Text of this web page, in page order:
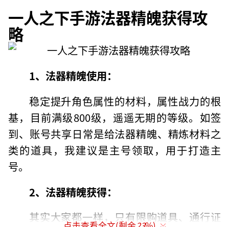
一人之下手游法器精魄获得攻
略
1、法器精魄使用：
稳定提升角色属性的材料，属性战力的根
基，目前满级800级，遥遥无期的等级。如签
到、账号共享日常是给法器精魄、精炼材料之
类的道具，我建议是主号领取，用于打造主
号。
2、法器精魄获得：
其实大家都一样，只有限购道具、通行证